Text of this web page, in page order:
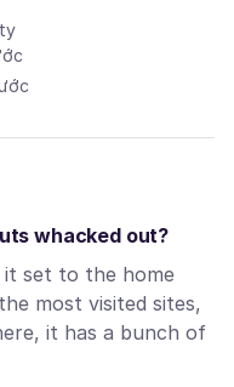
whacked out?
it set to the home
most visited sites,
it has a bunch of